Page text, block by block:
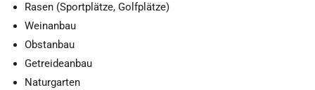
Rasen (Sportplätze, Golfplätze)
Weinanbau
Obstanbau
Getreideanbau
Naturgarten